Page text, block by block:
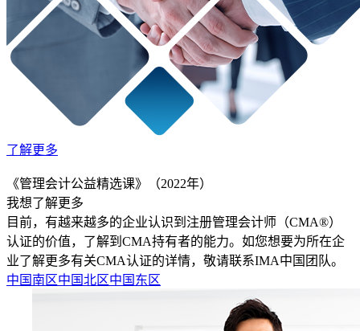
了解更多
《管理会计公益精选课》（2022年）
我想了解更多
目前，有越来越多的企业认识到注册管理会计师（CMA®）
认证的价值，了解到CMA持有者的能力。如您想要为所在企
业了解更多有关CMA认证的详情，敬请联系IMA中国团队。
中国南区中国北区中国东区